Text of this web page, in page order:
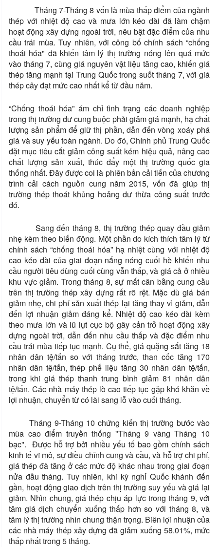
Tháng 7-Tháng 8 vốn là mùa thấp điểm của ngành
thép với nhiệt độ cao và mưa lớn kéo dài đã làm chậm
hoạt động xây dựng ngoài trời, nêu bật đặc điểm của nhu
cầu trái mùa. Tuy nhiên, với công bố chính sách “chống
thoái hóa" đã khiến tâm lý thị trường nóng lên quá mức
vào tháng 7, cùng giá nguyên vật liệu tăng cao, khiến giá
thép tăng mạnh tại Trung Quốc trong suốt tháng 7, với giá
thép cây đạt mức cao nhất kể từ đầu năm.
“Chống thoái hóa” ám chỉ tình trạng các doanh nghiệp
trong thị trường dư cung buộc phải giảm giá mạnh, hạ chất
lượng sản phẩm để giữ thị phần, dẫn đến vòng xoáy phá
giá và suy yếu toàn ngành. Do đó, Chính phủ Trung Quốc
đặt mục tiêu cắt giảm công suất kém hiệu quả, nâng cao
chất lượng sản xuất, thúc đẩy một thị trường quốc gia
thống nhất. Đây được coi là phiên bản cải tiến của chương
trình cải cách nguồn cung năm 2015, vốn đã giúp thị
trường thép thoát khủng hoảng dư thừa công suất trước
đó.
Sang đến tháng 8, thị trường thép quay đầu giảm
nhẹ kèm theo biến động. Một phần do kích thích tâm lý từ
chính sách “chống thoái hóa” hạ nhiệt cùng với nhiệt độ
cao kéo dài của giai đoạn nắng nóng cuối hè khiến nhu
cầu người tiêu dùng cuối cùng vẫn thấp, và giá cả ở nhiều
khu vực giảm. Trong tháng 8, sự mất cân bằng cung cầu
trên thị trường thép xây dựng rất rõ rệt. Mặc dù giá bán
giảm nhẹ, chi phí sản xuất thép lại tăng thay vì giảm, dẫn
đến lợi nhuận giảm đáng kể. Nhiệt độ cao kéo dài kèm
theo mưa lớn và lũ lụt cục bộ gây cản trở hoạt động xây
dựng ngoài trời, dẫn đến nhu cầu thấp và đặc điểm nhu
cầu trái mùa tiếp tục mạnh. Cụ thể, giá quặng sắt tăng 18
nhân dân tệ/tấn so với tháng trước, than cốc tăng 170
nhân dân tệ/tấn, thép phế liệu tăng 30 nhân dân tệ/tấn,
trong khi giá thép thanh trung bình giảm 81 nhân dân
tệ/tấn. Các nhà máy thép lò cao tiếp tục gặp khó khăn về
lợi nhuận, chuyển từ có lãi sang lỗ vào cuối tháng.
Tháng 9-Tháng 10 chứng kiến ​​thị trường bước vào
mùa cao điểm truyền thống "Tháng 9 vàng Tháng 10
bạc". Được hỗ trợ bởi nhiều yếu tố bao gồm chính sách
kinh tế vĩ mô, sự điều chỉnh cung và cầu, và hỗ trợ chi phí,
giá thép đã tăng ở các mức độ khác nhau trong giai đoạn
nửa đầu tháng. Tuy nhiên, khi kỳ nghỉ Quốc khánh đến
gần, hoạt động giao dịch trên thị trường suy yếu và giá lại
giảm. Nhìn chung, giá thép chịu áp lực trong tháng 9, với
tâm giá dịch chuyển xuống thấp hơn so với tháng 8, và
tâm lý thị trường nhìn chung thận trọng. Biên lợi nhuận của
các nhà máy thép xây dựng đã giảm xuống 58.01%, mức
thấp nhất trong 5 tháng.